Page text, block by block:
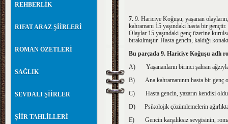
REHBERLİK
RIFAT ARAZ ŞİİRLERİ
ROMAN ÖZETLERİ
SAĞLIK
SEVDALI ŞİİRLER
ŞİİR TAHLİLLERİ
7. 9. Hariciye Koğuşu, yaşanan
kahramanı 15 yaşındaki hasta bir
Olaylar 15 yaşındaki genç üzerine
bırakılmış­tır. Hasta gencin, kaldığı
Bu parçada 9. Hariciye Koğuşu adlı
A)
Yaşananların birinci şahsın
B)
Ana kahramanının hasta bir genç
C)
Hasta gencin, yazarın kendisi
D)
Psikolojik çözümlemelerin
E)
Gencin karşılıksız sevgisinin,